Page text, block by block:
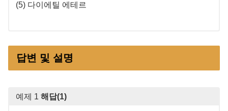
(5) 다이에틸 에테르
답변 및 설명
예제 1 해답(1)